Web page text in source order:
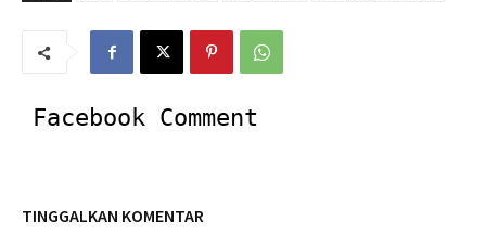
Facebook Comment
TINGGALKAN KOMENTAR